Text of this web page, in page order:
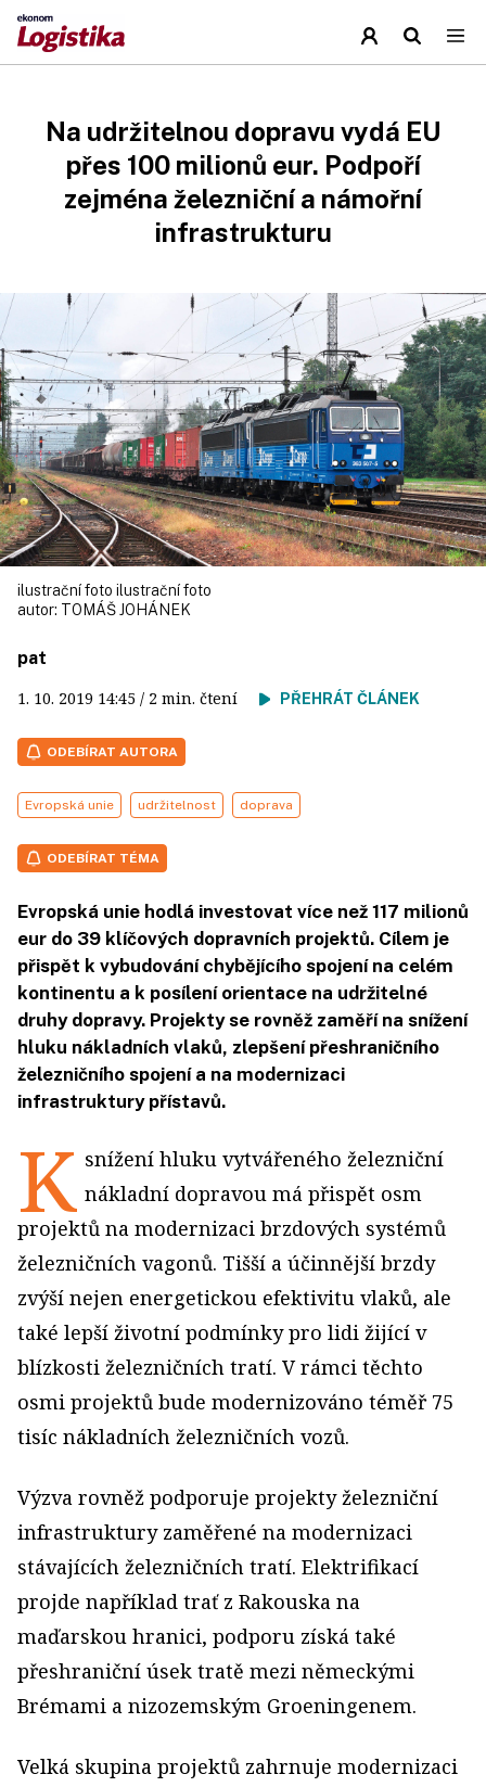
Na udržitelnou dopravu vydá EU
přes 100 milionů eur. Podpoří
zejména železniční a námořní
infrastrukturu
ilustrační foto ilustrační foto
autor: TOMÁŠ JOHÁNEK
pat
1. 10. 2019 14:45 / 2 min. čtení PŘEHRÁT ČLÁNEK
ODEBÍRAT AUTORA
Evropská unie udržitelnost doprava
ODEBÍRAT TÉMA
Evropská unie hodlá investovat více než 117 milionů
eur do 39 klíčových dopravních projektů. Cílem je
přispět k vybudování chybějícího spojení na celém
kontinentu a k posílení orientace na udržitelné
druhy dopravy. Projekty se rovněž zaměří na snížení
hluku nákladních vlaků, zlepšení přeshraničního
železničního spojení a na modernizaci
infrastruktury přístavů.
K snížení hluku vytvářeného železniční
nákladní dopravou má přispět osm
projektů na modernizaci brzdových systémů
železničních vagonů. Tišší a účinnější brzdy
zvýší nejen energetickou efektivitu vlaků, ale
také lepší životní podmínky pro lidi žijící v
blízkosti železničních tratí. V rámci těchto
osmi projektů bude modernizováno téměř 75
tisíc nákladních železničních vozů.
Výzva rovněž podporuje projekty železniční
infrastruktury zaměřené na modernizaci
stávajících železničních tratí. Elektrifikací
projde například trať z Rakouska na
maďarskou hranici, podporu získá také
přeshraniční úsek tratě mezi německými
Brémami a nizozemským Groeningenem.
Velká skupina projektů zahrnuje modernizaci